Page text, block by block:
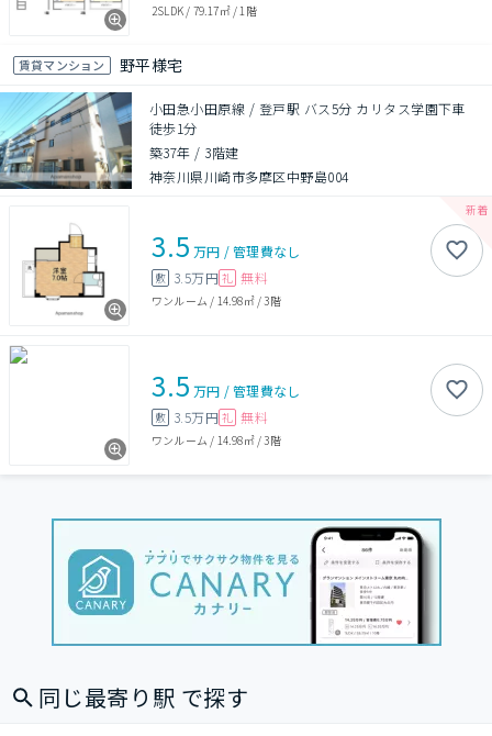
2SLDK / 79.17㎡/ 1階
賃貸マンション 野平様宅
小田急小田原線 / 登戸駅 バス5分 カリタス学園下車
徒歩1分
築37年 / 3階建
神奈川県川崎市多摩区中野島004
3.5 万円 /管理費なし
敷 3.5万円 礼 無料
ワンルーム / 14.98㎡/3階
3.5 万円 /管理費なし
敷 3.5万円 礼 無料
ワンルーム / 14.98㎡/3階
同じ最寄り駅 で探す